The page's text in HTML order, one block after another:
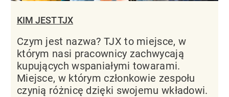
KIM JEST TJX
Czym jest nazwa? TJX to miejsce, w
którym nasi pracownicy zachwycają
kupujących wspaniałymi towarami.
Miejsce, w którym członkowie zespołu
czynią różnicę dzięki swojemu wkładowi.